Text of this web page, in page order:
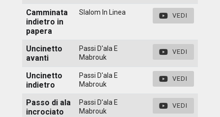
Camminata
indietro in
papera
Slalom In Linea VEDI
Uncinetto
avanti
Passi D'ala E
Mabrouk
VEDI
Uncinetto
indietro
Passi D'ala E
Mabrouk
VEDI
Passo di ala
incrociato
Passi D'ala E
Mabrouk
VEDI